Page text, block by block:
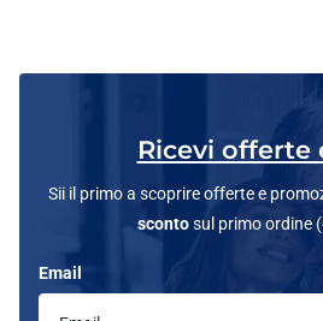
Ricevi offerte
Sii il primo a scoprire offerte e
scontosul primo ordine
Email